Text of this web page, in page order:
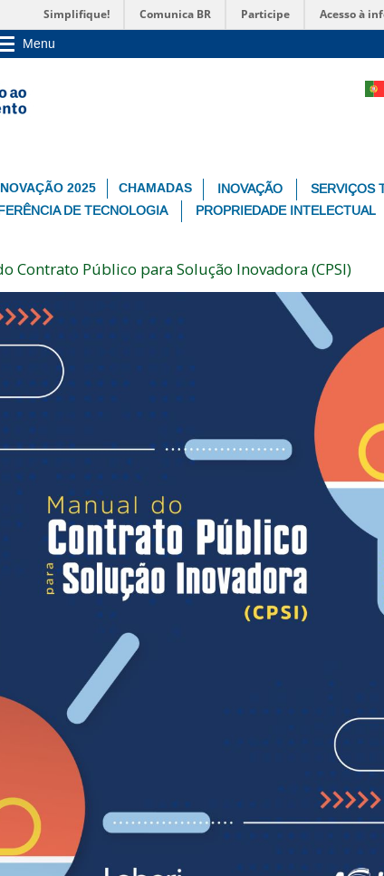
Simplifique! Comunica BR Participe Acesso à
Menu
Unidades acadêmicas
Estude na UnB
2025 CHAMADAS INOVAÇÃO
SERVIÇOS
DE TECNOLOGIA PROPRIEDADE INTELECTUAL
Contrato Público para Solução Inovadora (CPSI)